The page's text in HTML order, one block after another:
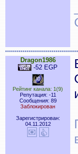
Dragon1986
-52 EGP
Рейтинг канала: 1(9)
Репутация: -11
Сообщения: 89
Заблокирован
Зарегистрирован:
04.11.2012